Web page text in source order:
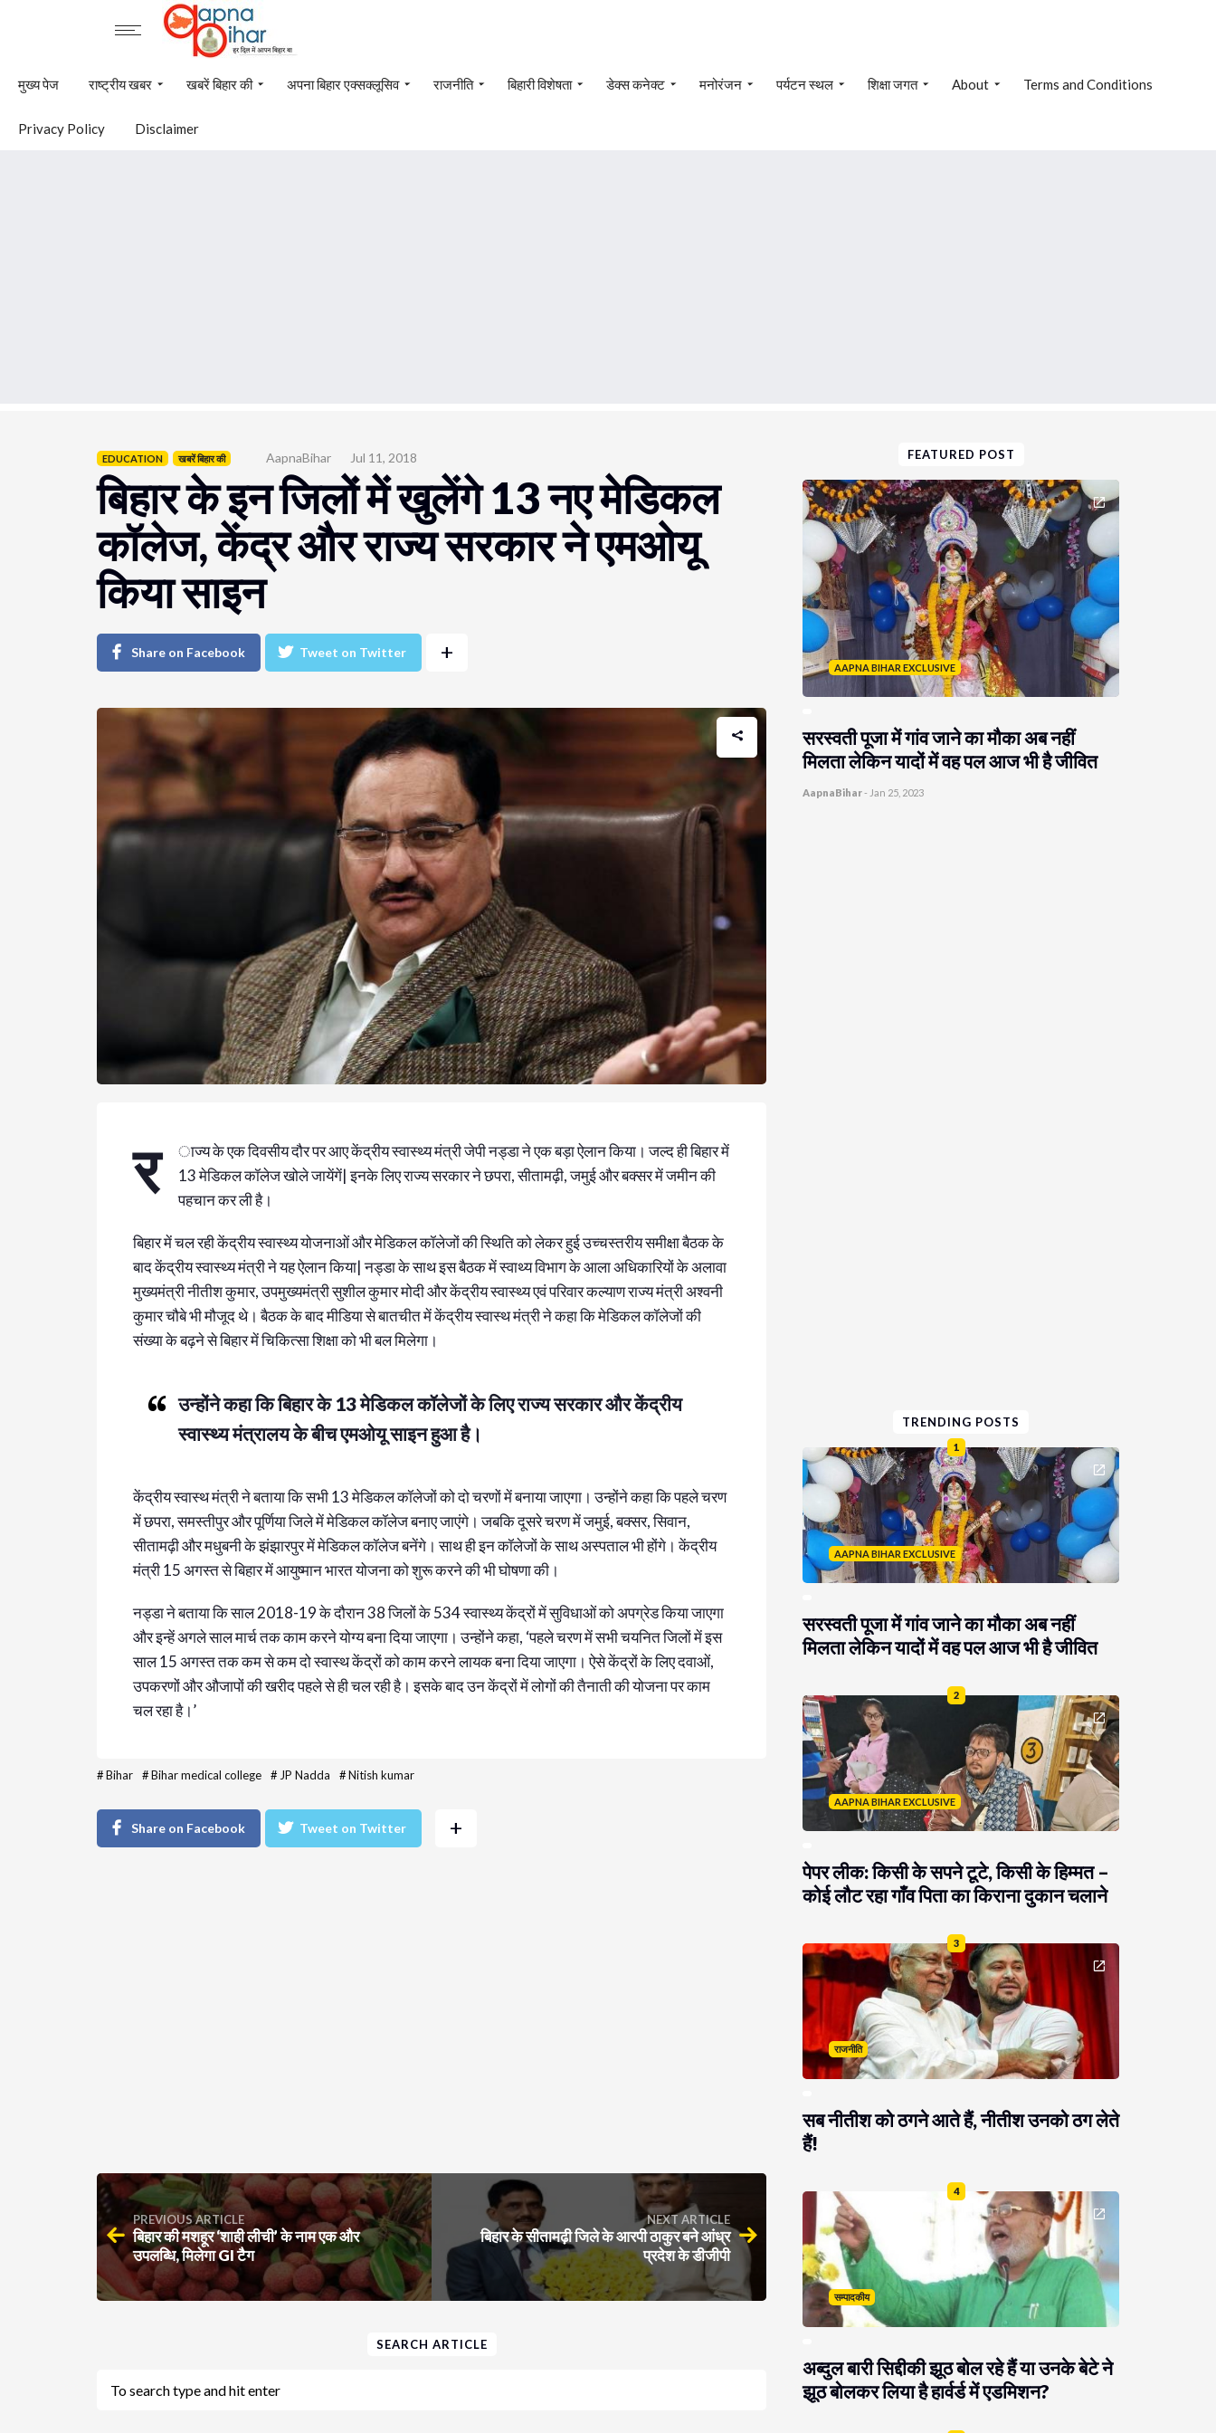
मुख्य पेज राष्ट्रीय खबर खबरें बिहार की अपना बिहार एक्सक्लूसिव राजनीति बिहारी विशेषता डेक्स कनेक्ट मनोरंजन पर्यटन स्थल शिक्षा जगत About Terms and Conditions
Privacy Policy Disclaimer
EDUCATION खबरें बिहार की AapnaBihar Jul 11, 2018
बिहार के इन जिलों में खुलेंगे 13 नए मेडिकल
कॉलेज, केंद्र और राज्य सरकार ने एमओयू
किया साइन
Share on Facebook Tweet on Twitter +
र
ाज्य के एक दिवसीय दौर पर आए केंद्रीय स्वास्थ्य मंत्री जेपी नड्डा ने एक बड़ा ऐलान किया। जल्द ही बिहार में
13 मेडिकल कॉलेज खोले जायेंगें| इनके लिए राज्य सरकार ने छपरा, सीतामढ़ी, जमुई और बक्सर में जमीन की
पहचान कर ली है।
बिहार में चल रही केंद्रीय स्वास्थ्य योजनाओं और मेडिकल कॉलेजों की स्थिति को लेकर हुई उच्चस्तरीय समीक्षा बैठक के
बाद केंद्रीय स्वास्थ्य मंत्री ने यह ऐलान किया| नड्डा के साथ इस बैठक में स्वाथ्य विभाग के आला अधिकारियों के अलावा
मुख्यमंत्री नीतीश कुमार, उपमुख्यमंत्री सुशील कुमार मोदी और केंद्रीय स्वास्थ्य एवं परिवार कल्याण राज्य मंत्री अश्वनी
कुमार चौबे भी मौजूद थे। बैठक के बाद मीडिया से बातचीत में केंद्रीय स्वास्थ मंत्री ने कहा कि मेडिकल कॉलेजों की
संख्या के बढ़ने से बिहार में चिकित्सा शिक्षा को भी बल मिलेगा।
उन्होंने कहा कि बिहार के 13 मेडिकल कॉलेजों के लिए राज्य सरकार और केंद्रीय
स्वास्थ्य मंत्रालय के बीच एमओयू साइन हुआ है।
केंद्रीय स्वास्थ मंत्री ने बताया कि सभी 13 मेडिकल कॉलेजों को दो चरणों में बनाया जाएगा। उन्होंने कहा कि पहले चरण
में छपरा, समस्तीपुर और पूर्णिया जिले में मेडिकल कॉलेज बनाए जाएंगे। जबकि दूसरे चरण में जमुई, बक्सर, सिवान,
सीतामढ़ी और मधुबनी के झंझारपुर में मेडिकल कॉलेज बनेंगे। साथ ही इन कॉलेजों के साथ अस्पताल भी होंगे। केंद्रीय
मंत्री 15 अगस्त से बिहार में आयुष्मान भारत योजना को शुरू करने की भी घोषणा की।
नड्डा ने बताया कि साल 2018-19 के दौरान 38 जिलों के 534 स्वास्थ्य केंद्रों में सुविधाओं को अपग्रेड किया जाएगा
और इन्हें अगले साल मार्च तक काम करने योग्य बना दिया जाएगा। उन्होंने कहा, ‘पहले चरण में सभी चयनित जिलों में इस
साल 15 अगस्त तक कम से कम दो स्वास्थ केंद्रों को काम करने लायक बना दिया जाएगा। ऐसे केंद्रों के लिए दवाओं,
उपकरणों और औजापों की खरीद पहले से ही चल रही है। इसके बाद उन केंद्रों में लोगों की तैनाती की योजना पर काम
चल रहा है।’
#Bihar #Bihar medical college # JP Nadda #Nitish kumar
Share on Facebook Tweet on Twitter +
PREVIOUS ARTICLE
बिहार की मशहूर ‘शाही लीची’ के नाम एक और
उपलब्धि, मिलेगा GI टैग
NEXT ARTICLE
बिहार के सीतामढ़ी जिले के आरपी ठाकुर बने आंध्र
प्रदेश के डीजीपी
SEARCH ARTICLE
FEATURED POST
AAPNA BIHAR EXCLUSIVE
सरस्वती पूजा में गांव जाने का मौका अब नहीं
मिलता लेकिन यादों में वह पल आज भी है जीवित
AapnaBihar- Jan 25, 2023
TRENDING POSTS
1
AAPNA BIHAR EXCLUSIVE
सरस्वती पूजा में गांव जाने का मौका अब नहीं
मिलता लेकिन यादों में वह पल आज भी है जीवित
2
AAPNA BIHAR EXCLUSIVE
पेपर लीक: किसी के सपने टूटे, किसी के हिम्मत –
कोई लौट रहा गाँव पिता का किराना दुकान चलाने
3
राजनीति
सब नीतीश को ठगने आते हैं, नीतीश उनको ठग लेते
हैं!
4
सम्पादकीय
अब्दुल बारी सिद्दीकी झूठ बोल रहे हैं या उनके बेटे ने
झूठ बोलकर लिया है हार्वर्ड में एडमिशन?